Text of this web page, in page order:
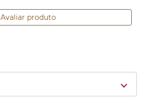
Avaliar produto